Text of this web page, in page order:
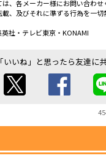
、各メーカー様にお問い合わせ
、及びそれに準ずる行為を一切
社・テレビ東京・KONAMI
「いいね」と思ったら友達に